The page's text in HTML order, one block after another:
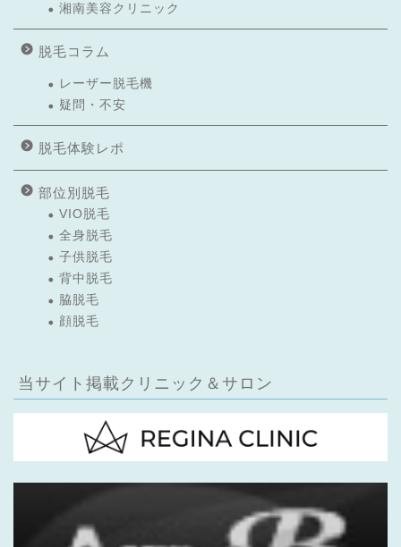
湘南美容クリニック
脱毛コラム
レーザー脱毛機
疑問・不安
脱毛体験レポ
部位別脱毛
VIO脱毛
全身脱毛
子供脱毛
背中脱毛
脇脱毛
顔脱毛
当サイト掲載クリニック＆サロン